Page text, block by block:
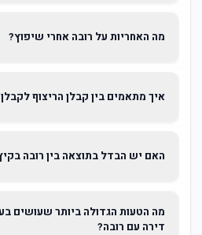
מה האחריות על רובה אחרי שיפוץ?
איך מתאמים בין קבלן הריצוף
האם יש הבדל בתוצאה בין רובה
מה הטעות הגדולה ביותר שעושים
דירה עם רובה?